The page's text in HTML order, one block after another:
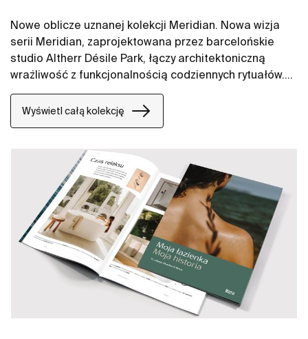
Nowe oblicze uznanej kolekcji Meridian. Nowa wizja
serii Meridian, zaprojektowana przez barcelońskie
studio Altherr Désile Park, łączy architektoniczną
wrażliwość z funkcjonalnością codziennych rytuałów.
Jej forma opiera się na harmonii, płynności i
wizualnym spokoju. To design, który porządkuje
przestrzeń bez dominacji.​
Wyświetl całą kolekcję